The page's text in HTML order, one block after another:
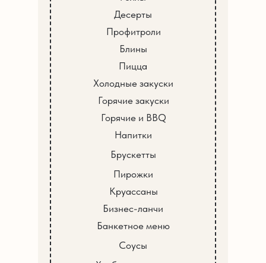
Десерты
Профитроли
Блины
Пицца
Холодные закуски
Горячие закуски
Горячие и BBQ
Напитки
Брускетты
Пирожки
Круассаны
Бизнес-ланчи
Банкетное меню
Соусы